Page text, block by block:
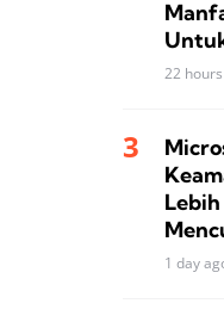
22
1 day